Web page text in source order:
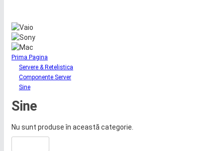
Prima Pagina
Servere & Retelistica
Componente Server
Sine
Sine
Nu sunt produse în această categorie.